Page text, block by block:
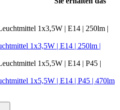
1x3,5W | E14 | 250lm |
1x5,5W | E14 | P45 | 470lm